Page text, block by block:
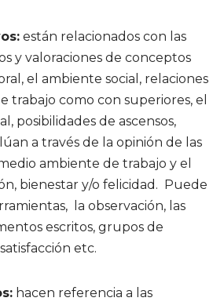
están relacionados con las
y valoraciones de conceptos
el ambiente social, relaciones
trabajo como con superiores, el
posibilidades de ascensos,
a través de la opinión de las
ambiente de trabajo y el
bienestar y/o felicidad. Puede
la observación, las
escritos, grupos de
etc.
hacen referencia a las